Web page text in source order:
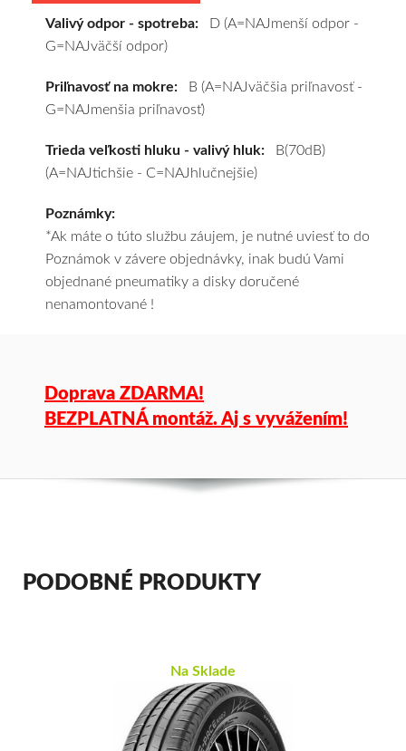
pošleme
zadarmo.
Valivý odpor - spotreba: D (A=NAJmenší odpor -
G=NAJväčší odpor)
Priľnavosť na mokre: B (A=NAJväčšia priľnavosť -
G=NAJmenšia priľnavosť)
Trieda veľkosti hluku - valivý hluk: B(70dB)
(A=NAJtichšie - C=NAJhlučnejšie)
Poznámky:
*Ak máte o túto službu záujem, je nutné uviesť to do
Poznámok v závere objednávky, inak budú Vami
objednané pneumatiky a disky doručené
nenamontované !
Doprava ZDARMA!
BEZPLATNÁ montáž. Aj s vyvážením!
PODOBNÉ PRODUKTY
Na Sklade